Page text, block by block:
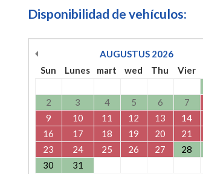
Disponibilidad de vehículos:
AUGUSTUS 2026
Sun
Lunes mart wed Thu Vier
2
3 4 5 6 7
9
10 11 12 13 14
16
17 18 19 20 21
23
24 25 26 27 28
30
31